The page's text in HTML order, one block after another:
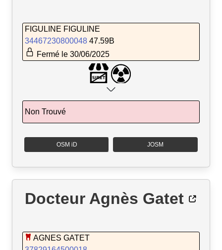
FIGULINE FIGULINE
34467230800048 47.59B
Fermé le 30/06/2025
Non Trouvé
OSM iD JOSM
Docteur Agnès Gatet
AGNES GATET